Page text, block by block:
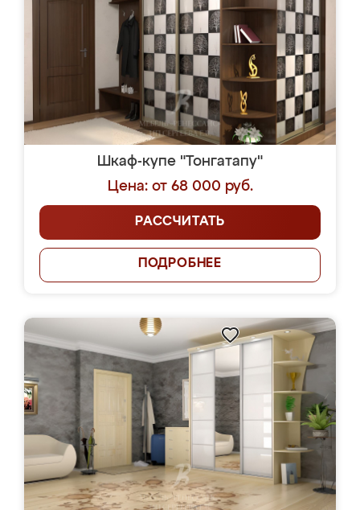
Шкаф-купе "Тонгатапу"
Цена: от 68 000 руб.
РАССЧИТАТЬ
ПОДРОБНЕЕ